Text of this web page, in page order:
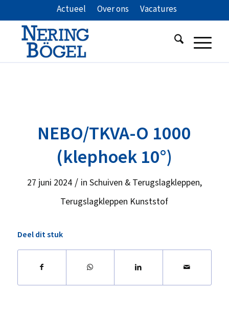
Actueel Over ons Vacatures
NEBO/TKVA-O 1000
(klephoek 10°)
27 juni 2024 / in Schuiven & Terugslagkleppen,
Terugslagkleppen Kunststof
Deel dit stuk